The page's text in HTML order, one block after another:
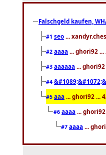
Falschgeld kaufen,
#1 seo ...
#2 aaaa ... ghori92
#3 aaaaaa ...
#4
#5 aaa ... ghori92 ...
#6 aaaa ...
#7 aaaa ...